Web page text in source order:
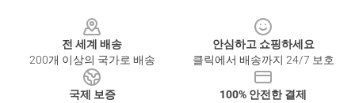
전 세계 배송
200개 이상의 국가로 배송
안심하고 쇼핑하세요
클릭에서 배송까지 24/7 보호
국제 보증
100% 안전한 결제